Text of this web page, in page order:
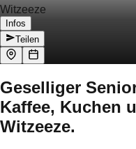
Witzeeze
Infos
Teilen
Geselliger
Kaffee, Kuchen
Witzeeze.